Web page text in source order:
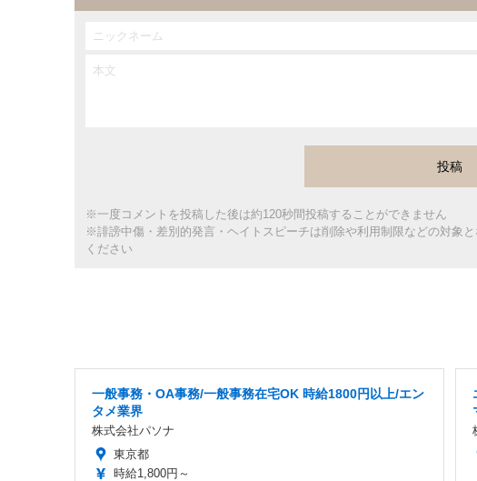
※一度コメントを投稿した後は約120秒間投稿することができません
※誹謗中傷・差別的発言・ヘイトスピーチは削除や利用制限などの対象
ください
一般事務・OA事務/一般事務在宅OK 時給1800円以上/エン
タメ業界
株式会社パソナ
東京都
時給1,800円～